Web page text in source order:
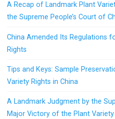
A Recap of Landmark Plant
the Supreme People’s Court of
China Amended Its Regulations
Rights
Tips and Keys: Sample
Variety Rights in China
A Landmark Judgment by the
Major Victory of the Plant